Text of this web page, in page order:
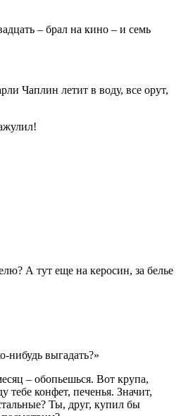
– брал на кино – и семь
Чаплин летит в воду, все орут,
А тут еще на керосин, за белье
нибудь выгадать?»
– обопьешься. Вот крупа,
конфет, печенья. Значит,
Ты, друг, купил бы